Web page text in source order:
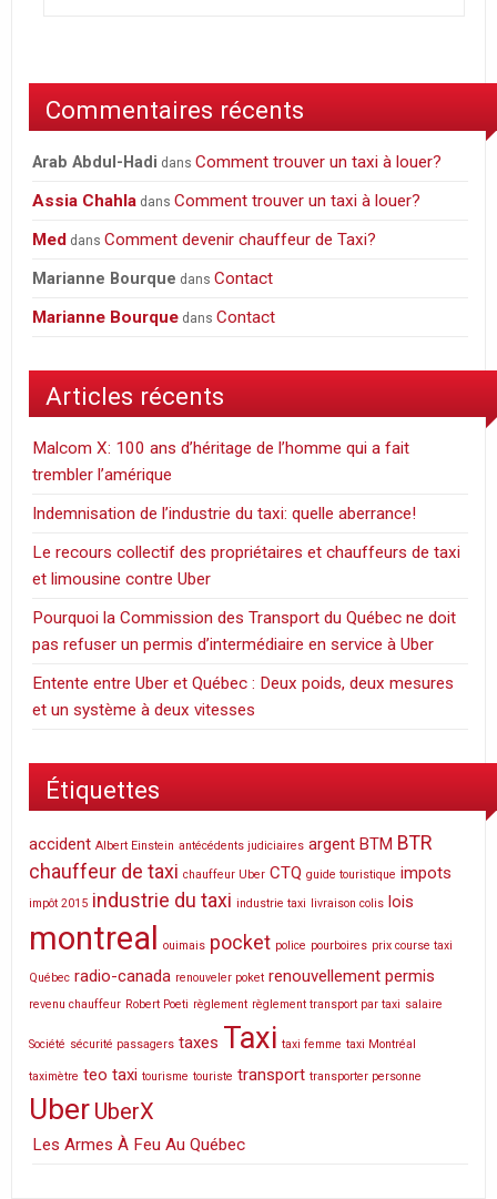
Commentaires récents
Arab Abdul-Hadi dansComment trouver un taxi à louer?
Assia Chahla dansComment trouver un taxi à louer?
Med dansComment devenir chauffeur de Taxi?
Marianne Bourque dansContact
Marianne Bourque dansContact
Articles récents
Malcom X: 100 ans d’héritage de l’homme qui a fait
trembler l’amérique
Indemnisation de l’industrie du taxi: quelle aberrance!
Le recours collectif des propriétaires et chauffeurs de taxi
et limousine contre Uber
Pourquoi la Commission des Transport du Québec ne doit
pas refuser un permis d’intermédiaire en service à Uber
Entente entre Uber et Québec : Deux poids, deux mesures
et un système à deux vitesses
Étiquettes
accident Albert Einstein antécédents judiciaires argent BTM BTR
chauffeur de taxi chauffeur Uber CTQ guide touristique impots
impôt 2015 industrie du taxi industrie taxi livraison colis lois
montreal ouimais pocket police pourboires prix course taxi
Québec radio-canada renouveler poket renouvellement permis
revenu chauffeur Robert Poeti règlement règlement transport par taxi salaire
Société sécurité passagers taxes Taxi taxi femme taxi Montréal
taximètre teo taxi tourisme touriste transport transporter personne
Uber UberX
Les Armes À Feu Au Québec